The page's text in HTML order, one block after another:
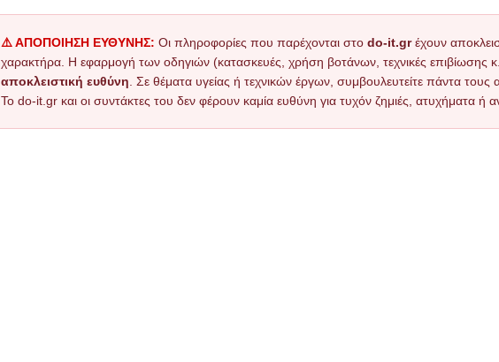
⚠️ ΑΠΟΠΟΙΗΣΗ ΕΥΘΥΝΗΣ: Οι πληροφορίες που παρέχονται στο do-it.grέχουν
χαρακτήρα. Η εφαρμογή των οδηγιών (κατασκευές, χρήση βοτάνων, τεχνικές επιβίωσης
αποκλειστική ευθύνη . Σε θέματα υγείας ή τεχνικών έργων, συμβουλευτείτε πάντα τους
Το do-it.gr και οι συντάκτες του δεν φέρουν καμία ευθύνη για τυχόν ζημιές, ατυχήματα ή